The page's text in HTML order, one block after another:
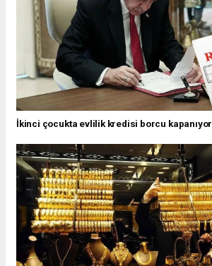
İkinci çocukta evlilik kredisi borcu kapanıyor